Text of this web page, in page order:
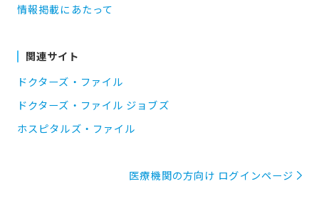
情報掲載にあたって
関連サイト
ドクターズ・ファイル
ドクターズ・ファイル ジョブズ
ホスピタルズ・ファイル
医療機関の方向け ログインページ